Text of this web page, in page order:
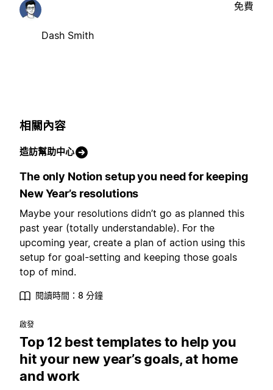
Dash Smith
免費
相關內容
造訪幫助中心
The only Notion setup you need for keeping
New Year’s resolutions
Maybe your resolutions didn’t go as planned this
past year (totally understandable). For the
upcoming year, create a plan of action using this
setup for goal-setting and keeping those goals
top of mind.
閱讀時間：8 分鐘
啟發
Top 12 best templates to help you
hit your new year’s goals, at home
and work